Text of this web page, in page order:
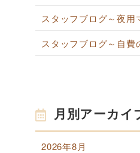
スタッフブログ～夜用
スタッフブログ～自費
月別アーカイ
2026年8月